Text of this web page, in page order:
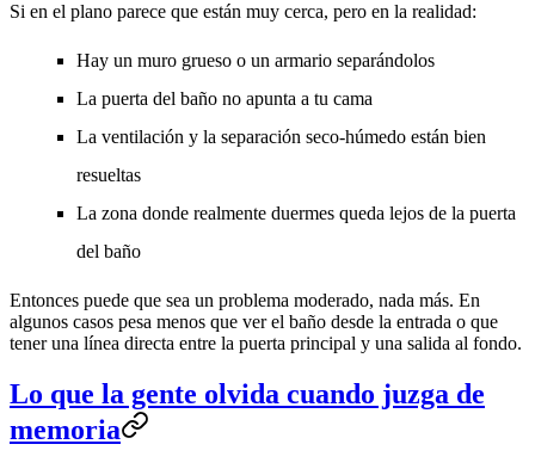
Si en el plano parece que están muy cerca, pero en la realidad:
Hay un muro grueso o un armario separándolos
La puerta del baño no apunta a tu cama
La ventilación y la separación seco-húmedo están bien
resueltas
La zona donde realmente duermes queda lejos de la puerta
del baño
Entonces puede que sea un problema moderado, nada más. En
algunos casos pesa menos que ver el baño desde la entrada o que
tener una línea directa entre la puerta principal y una salida al fondo.
Lo que la gente olvida cuando juzga de
memoria